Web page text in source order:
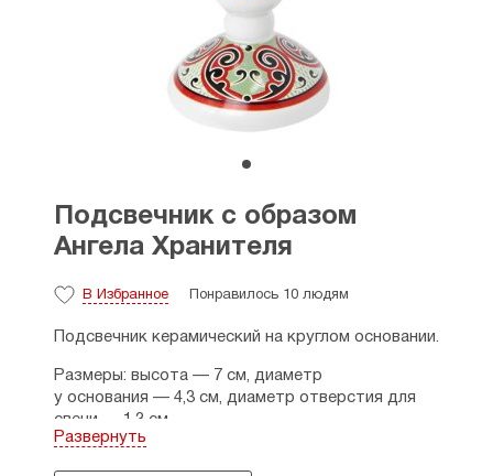
Подсвечник с образом
Ангела Хранителя
В Избранное Понравилось 10 людям
Подсвечник керамический на круглом основании.
Размеры: высота — 7 см, диаметр
у основания — 4,3 см, диаметр отверстия для
свечи — 1,3 см.
Развернуть